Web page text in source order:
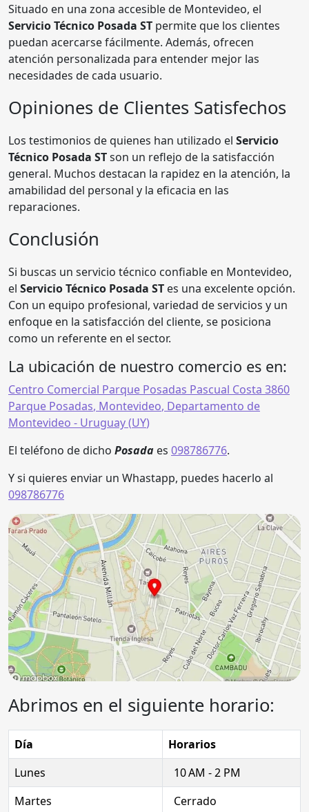
Situado en una zona accesible de Montevideo, el
Servicio Técnico Posada ST permite que los clientes
puedan acercarse fácilmente. Además, ofrecen
atención personalizada para entender mejor las
necesidades de cada usuario.
Opiniones de Clientes Satisfechos
Los testimonios de quienes han utilizado el Servicio
Técnico Posada STson un reflejo de la satisfacción
general. Muchos destacan la rapidez en la atención, la
amabilidad del personal y la eficacia en las
reparaciones.
Conclusión
Si buscas un servicio técnico confiable en Montevideo,
el Servicio Técnico Posada ST es una excelente opción.
Con un equipo profesional, variedad de servicios y un
enfoque en la satisfacción del cliente, se posiciona
como un referente en el sector.
La ubicación de nuestro comercio es en:
Centro Comercial Parque Posadas Pascual Costa 3860
Parque Posadas, Montevideo, Departamento de
Montevideo - Uruguay (UY)
El teléfono de dicho Posada es 098786776.
Y si quieres enviar un Whastapp, puedes hacerlo al
098786776
Abrimos en el siguiente horario:
Día
Horarios
Lunes
10 AM - 2 PM
Martes
Cerrado